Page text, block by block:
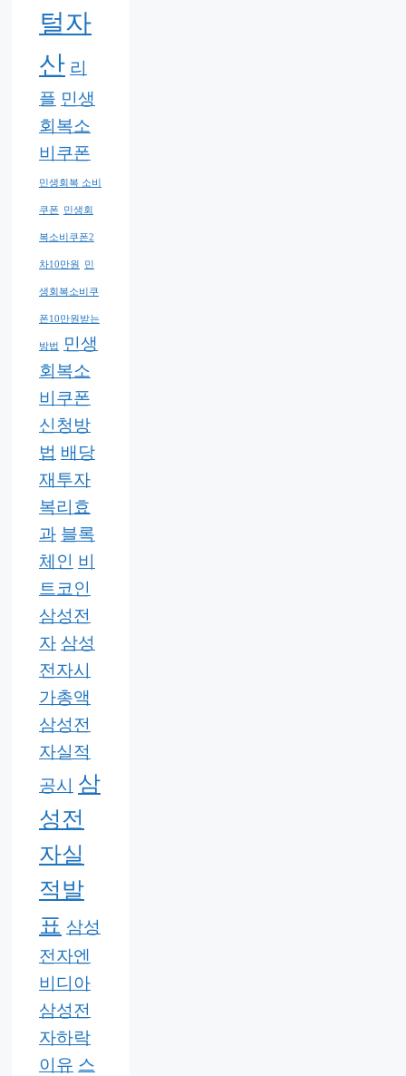
털자
산 리
플 민생
회복소
비쿠폰
민생회복 소비
쿠폰 민생회
복소비쿠폰2
차10만원 민
생회복소비쿠
폰10만원받는
방법
민생
회복소
비쿠폰
신청방
법 배당
재투자
복리효
과 블록
체인 비
트코인
삼성전
자 삼성
전자시
가총액
삼성전
자실적
공시
삼
성전
자실
적발
표 삼성
전자엔
비디아
삼성전
자하락
이유 스